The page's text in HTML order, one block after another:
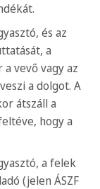
és az
a
vevő vagy az
a dolgot. A
átszáll a
hogy a
a felek
(jelen ÁSZF